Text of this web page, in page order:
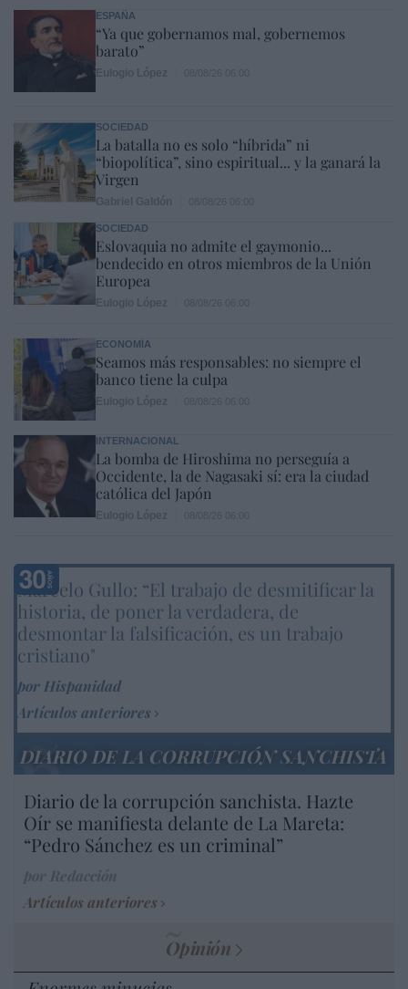
ESPAÑA
“Ya que gobernamos mal, gobernemos
barato”
SOCIEDAD
La batalla no es solo “híbrida” ni
“biopolítica”, sino espiritual... y la ganará la
Virgen
SOCIEDAD
Eslovaquia no admite el gaymonio...
bendecido en otros miembros de la Unión
Europea
ECONOMÍA
Seamos más responsables: no siempre el
banco tiene la culpa
INTERNACIONAL
La bomba de Hiroshima no perseguía a
Occidente, la de Nagasaki sí: era la ciudad
católica del Japón
Marcelo Gullo: “El trabajo de desmitificar la
historia, de poner la verdadera, de
desmontar la falsificación, es un trabajo
cristiano"
por Hispanidad
Artículos anteriores
DIARIO DE LA CORRUPCIÓN SANCHISTA
Diario de la corrupción sanchista. Hazte
Oír se manifiesta delante de La Mareta:
“Pedro Sánchez es un criminal”
Artículos anteriores
Opinión